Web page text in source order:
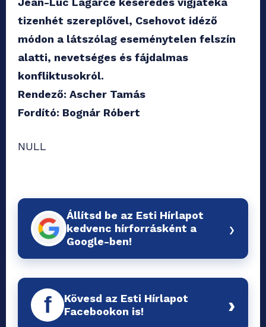
tizenhét szereplővel, Csehovot idéző
módon a látszólag eseménytelen felszín
alatti, nevetséges és fájdalmas
konfliktusokról.
Rendező: Ascher Tamás
Fordító: Bognár Róbert
NULL
Állítsd be az Esti Hírlapot
kedvenc hírforrásként a
Google-ben!
›
f
Kövesd az Esti Hírlapot
Facebookon is!
›